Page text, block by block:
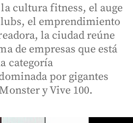
cultura fitness, el auge
el emprendimiento
la ciudad reúne
de empresas que está
categoría
por gigantes
y Vive 100.